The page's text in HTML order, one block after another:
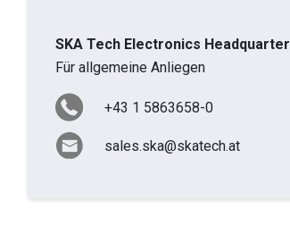
SKA Tech Electronics Headquarter
Für allgemeine Anliegen
+43 1 5863658-0
sales.ska@skatech.at